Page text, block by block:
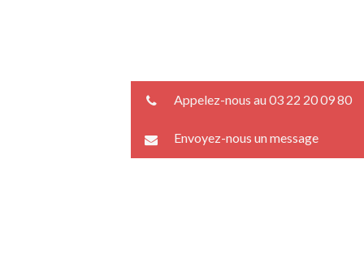
Appelez-nous au 03 22 20 09 80
Envoyez-nous un message